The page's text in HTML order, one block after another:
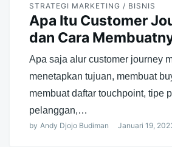
STRATEGI MARKETING / BISNIS
Apa Itu Customer
dan Cara
Apa saja alur customer journey
menetapkan tujuan, membuat
membuat daftar touchpoint, tipe
pelanggan,…
by Andy Djojo Budiman Januari 19,